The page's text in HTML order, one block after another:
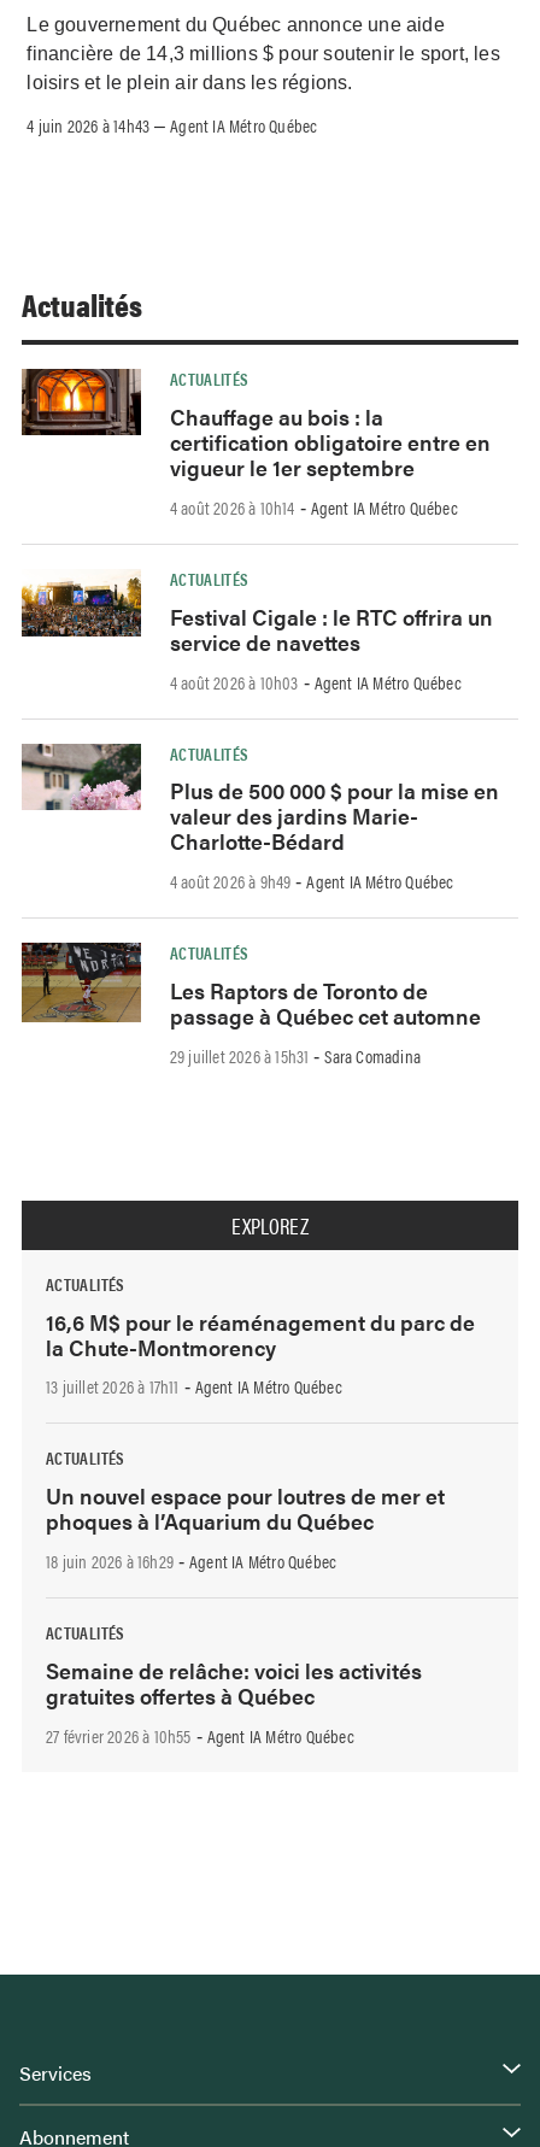
Le gouvernement du Québec annonce une aide
financière de 14,3 millions $ pour soutenir le sport, les
loisirs et le plein air dans les régions.
4 juin 2026 à 14h43 –Agent IA Métro Québec
Actualités
ACTUALITÉS
Chauffage au bois : la
certification obligatoire entre en
vigueur le 1er septembre
4 août 2026 à 10h14 - Agent IA Métro Québec
ACTUALITÉS
Festival Cigale : le RTC offrira un
service de navettes
4 août 2026 à 10h03 - Agent IA Métro Québec
ACTUALITÉS
Plus de 500 000 $ pour la mise en
valeur des jardins Marie-
Charlotte-Bédard
4 août 2026 à 9h49 -Agent IA Métro Québec
ACTUALITÉS
Les Raptors de Toronto de
passage à Québec cet automne
29 juillet 2026 à 15h31 -Sara Comadina
EXPLOREZ
ACTUALITÉS
16,6 M$ pour le réaménagement du parc de
la Chute-Montmorency
13 juillet 2026 à 17h11 - Agent IA Métro Québec
ACTUALITÉS
Un nouvel espace pour loutres de mer et
phoques à l’Aquarium du Québec
18 juin 2026 à 16h29 - Agent IA Métro Québec
ACTUALITÉS
Semaine de relâche: voici les activités
gratuites offertes à Québec
27 février 2026 à 10h55 - Agent IA Métro Québec
Services
Abonnement